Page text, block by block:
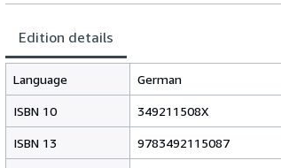
Edition details
Language German
ISBN 10 349211508X
ISBN 13 9783492115087